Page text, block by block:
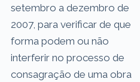
setembro a dezembro de
2007, para verificar de que
forma podem ou não
interferir no processo de
consagração de uma obra